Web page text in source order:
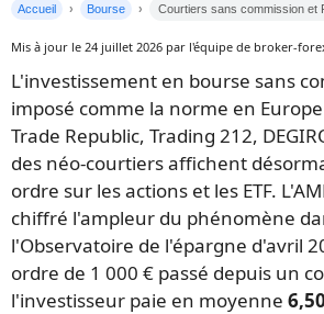
Accueil Bourse Courtiers sans commission et
Mis à jour le 24 juillet 2026 par l'équipe de broker-
L'investissement en bourse sans
imposé comme la norme en Europe
Trade Republic, Trading 212,
des néo-courtiers affichent
ordre sur les actions et les ETF.
chiffré l'ampleur du phénomène
l'Observatoire de l'épargne d'avril
ordre de 1 000 € passé depuis un
l'investisseur paie en moyenne